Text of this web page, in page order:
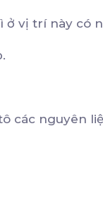
ở vị trí này có
các nguyên